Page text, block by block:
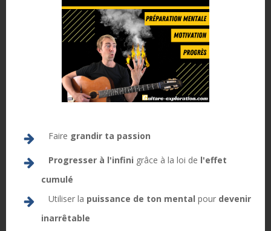
Limehouse Blues
10/05/2023
Dans "Solos
mythiques"
Limehouse Blues
Django Plan#4
11/05/2023
Dans "Solos
mythiques"
Limehouse Blues Solo
Django Plan#6
13/05/2023
Dans "Solos
mythiques"
Faire grandir ta passion
Progresser à l'infini grâce à la loi de l'effet
cumulé
Utiliser la puissance de ton mental pour devenir
inarrêtable